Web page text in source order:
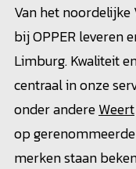
Van het
bij OPPER leveren
Limburg. Kwaliteit
centraal in onze
onder andereWeert
op
merken staan